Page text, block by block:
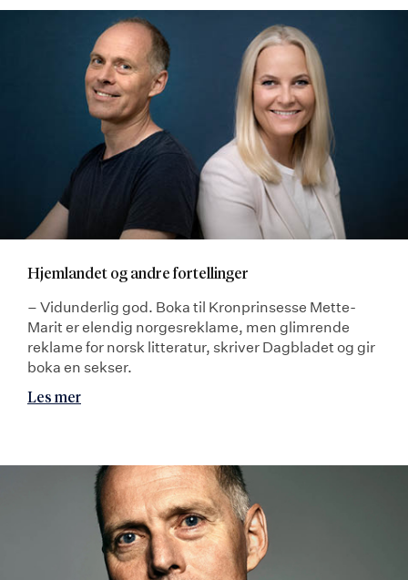
Hjemlandet og andre fortellinger
– Vidunderlig god. Boka til Kronprinsesse Mette-
Marit er elendig norgesreklame, men glimrende
reklame for norsk litteratur, skriver Dagbladet og gir
boka en sekser.
Les mer